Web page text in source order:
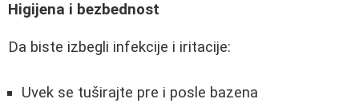
Higijena i bezbednost
Da biste izbegli infekcije i iritacije:
Uvek se tuširajte pre i posle bazena